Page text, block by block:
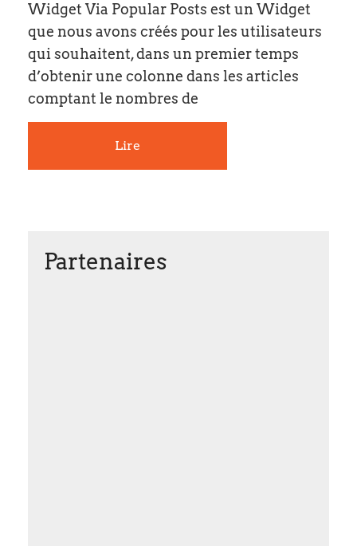
Widget Via Popular Posts est un Widget
que nous avons créés pour les utilisateurs
qui souhaitent, dans un premier temps
d’obtenir une colonne dans les articles
comptant le nombres de
Lire
Partenaires